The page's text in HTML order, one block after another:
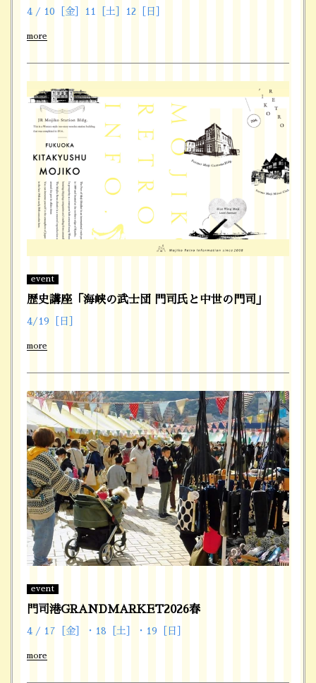
4 / 10［金］11［土］12［日］
more
event
歴史講座「海峡の武士団 門司氏と中世の門司」
4/19［日］
more
event
門司港GRANDMARKET2026春
4 / 17［金］・18［土］・19［日］
more